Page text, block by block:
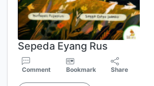
Sepeda Eyang Rus
Comment Bookmark Share